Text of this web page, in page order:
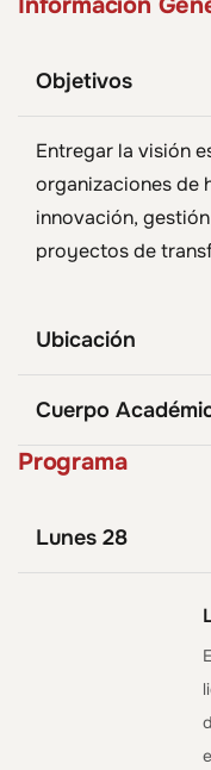
Objetivos
Entregar la visión
organizaciones de
innovación,
proyectos de
Ubicación
Cuerpo
Programa
Lunes 28